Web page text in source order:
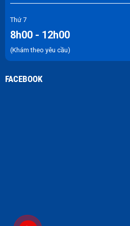
Thứ 7
8h00 - 12h00
(Khám theo yêu cầu)
FACEBOOK